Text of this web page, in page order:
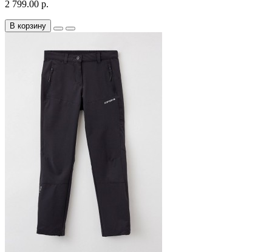
2 799.00 р.
В корзину